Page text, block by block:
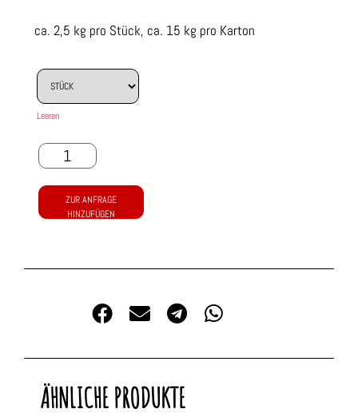
ca. 2,5 kg pro Stück, ca. 15 kg pro Karton
Leeren
ZUR ANFRAGE
HINZUFÜGEN
ÄHNLICHE PRODUKTE